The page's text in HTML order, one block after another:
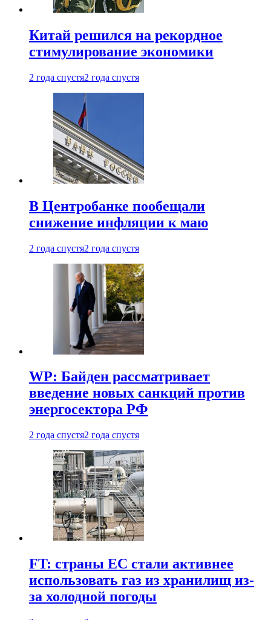
Китай решился на рекордное
стимулирование экономики
2 года спустя2 года спустя
В Центробанке пообещали
снижение инфляции к маю
2 года спустя2 года спустя
WP: Байден рассматривает
введение новых санкций против
энергосектора РФ
2 года спустя2 года спустя
FT: страны ЕС стали активнее
использовать газ из хранилищ из-
за холодной погоды